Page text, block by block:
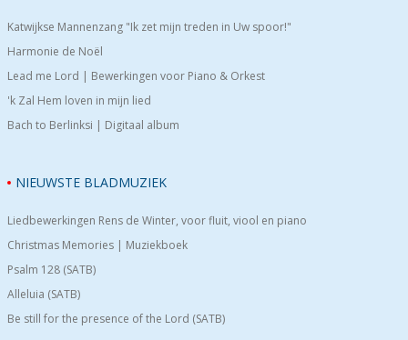
Katwijkse Mannenzang "Ik zet mijn treden in Uw spoor!"
Harmonie de Noël
Lead me Lord | Bewerkingen voor Piano & Orkest
'k Zal Hem loven in mijn lied
Bach to Berlinksi | Digitaal album
NIEUWSTE BLADMUZIEK
Liedbewerkingen Rens de Winter, voor fluit, viool en piano
Christmas Memories | Muziekboek
Psalm 128 (SATB)
Alleluia (SATB)
Be still for the presence of the Lord (SATB)